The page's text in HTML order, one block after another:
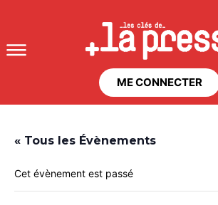
ME CONNECTER
« Tous les Évènements
Cet évènement est passé